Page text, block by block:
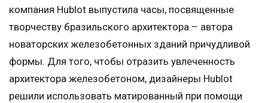
компания Hublot выпустила часы, посвященные
творчеству бразильского архитектора – автора
новаторских железобетонных зданий причудливой
формы. Для того, чтобы отразить увлеченность
архитектора железобетоном, дизайнеры Hublot
решили использовать матированный при помощи